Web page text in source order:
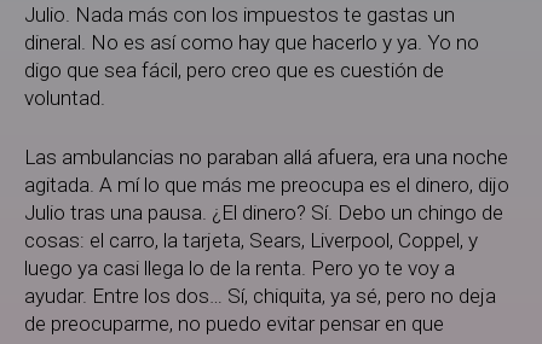
Julio. Nada más con los impuestos te gastas un
dineral. No es así como hay que hacerlo y ya. Yo no
digo que sea fácil, pero creo que es cuestión de
voluntad.
Las ambulancias no paraban allá afuera, era una noche
agitada. A mí lo que más me preocupa es el dinero, dijo
Julio tras una pausa. ¿El dinero? Sí. Debo un chingo de
cosas: el carro, la tarjeta, Sears, Liverpool, Coppel, y
luego ya casi llega lo de la renta. Pero yo te voy a
ayudar. Entre los dos… Sí, chiquita, ya sé, pero no deja
de preocuparme, no puedo evitar pensar en que